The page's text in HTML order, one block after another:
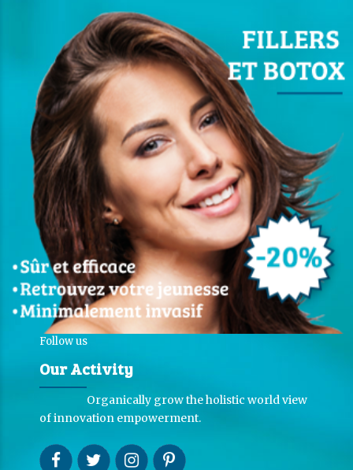
Follow us
Our Activity
Organically grow the holistic world view
of innovation empowerment.